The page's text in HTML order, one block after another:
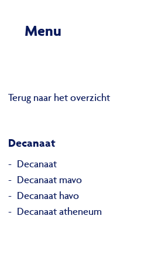
Menu
Terug naar het overzicht
Decanaat
Decanaat
Decanaat mavo
Decanaat havo
Decanaat atheneum